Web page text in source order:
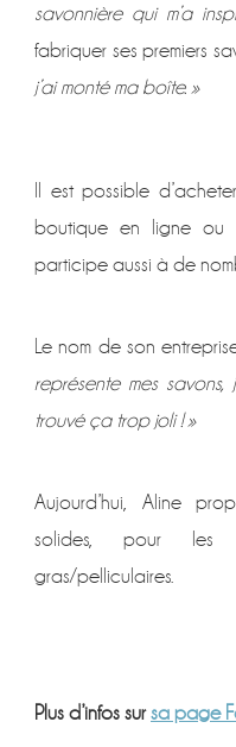
savonnière qui m’a
fabriquer ses premiers
j’ai monté ma boîte. »
Il est possible
boutique en ligne ou
participe aussi à de
Le nom de son
représente mes
trouvé ça trop joli ! »
Aujourd’hui, Aline
solides, pour les
gras/pelliculaires.
Plus d’infos sursa page